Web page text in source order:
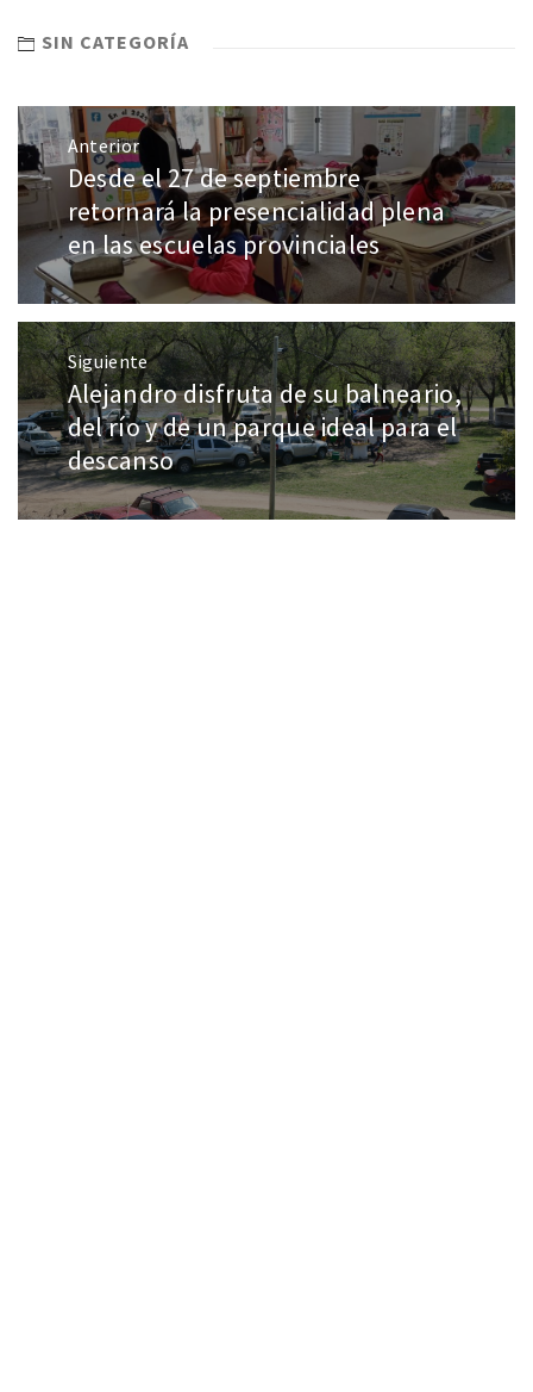
SIN CATEGORÍA
Anterior
Desde el 27 de septiembre
retornará la presencialidad plena
en las escuelas provinciales
Siguiente
Alejandro disfruta de su balneario,
del río y de un parque ideal para el
descanso